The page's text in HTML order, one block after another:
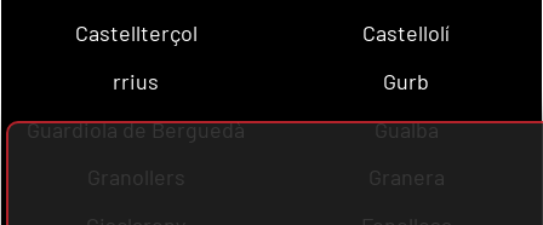
Castellterçol
Castellolí
rrius
Gurb
Guardiola de Berguedà
Gualba
Granollers
Granera